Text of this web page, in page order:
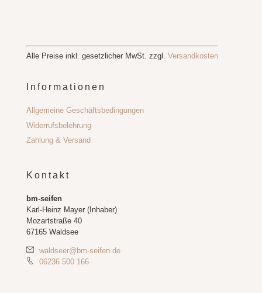
Alle Preise inkl. gesetzlicher MwSt. zzgl. Versandkosten
Informationen
Allgemeine Geschäftsbedingungen
Widerrufsbelehrung
Zahlung & Versand
Kontakt
bm-seifen
Karl-Heinz Mayer (Inhaber)
Mozartstraße 40
67165 Waldsee
waldseer@bm-seifen.de
06236 500 166